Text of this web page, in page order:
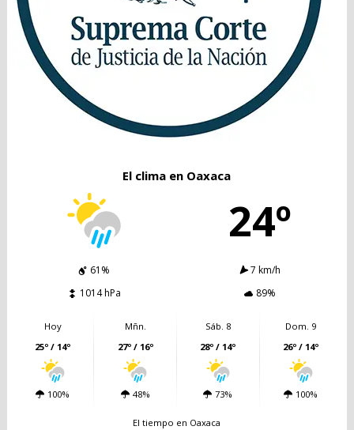
El clima en Oaxaca
24º
61%
7 km/h
1014 hPa
89%
Hoy
25º / 14º
100%
Mñn.
27º / 16º
48%
Sáb. 8
28º / 14º
73%
Dom. 9
26º / 14º
100%
El tiempo en Oaxaca